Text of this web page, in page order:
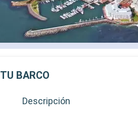
TU BARCO
Descripción